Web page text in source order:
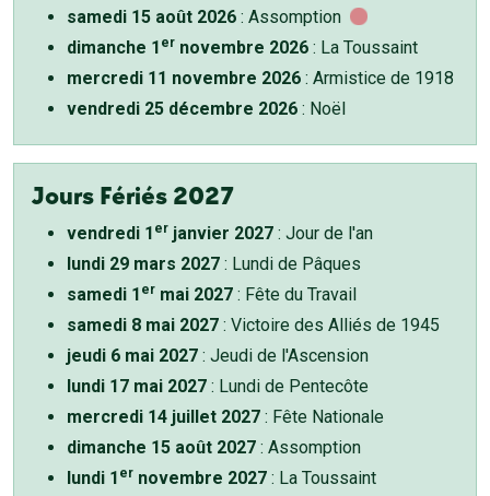
samedi 15 août 2026 : Assomption
dimanche 1 er novembre 2026 : La Toussaint
mercredi 11 novembre 2026 : Armistice de 1918
vendredi 25 décembre 2026 : Noël
Jours Fériés 2027
vendredi 1 er janvier 2027 : Jour de l'an
lundi 29 mars 2027 : Lundi de Pâques
samedi 1 er mai 2027 : Fête du Travail
samedi 8 mai 2027 : Victoire des Alliés de 1945
jeudi 6 mai 2027 : Jeudi de l'Ascension
lundi 17 mai 2027 : Lundi de Pentecôte
mercredi 14 juillet 2027 : Fête Nationale
dimanche 15 août 2027 : Assomption
lundi 1 er novembre 2027 : La Toussaint